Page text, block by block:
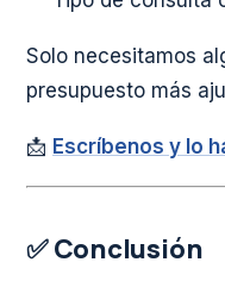
Solo necesitamos
presupuesto más
📩 Escríbenos y lo
✅ Conclusión